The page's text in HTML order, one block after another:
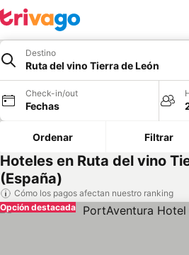
Destino
Ruta del vino Tierra de León
Check-in/out
Fechas
Ordenar Filtrar
Hoteles en Ruta del vino
(España)
Cómo los pagos afectan nuestro ranking
Opción destacada